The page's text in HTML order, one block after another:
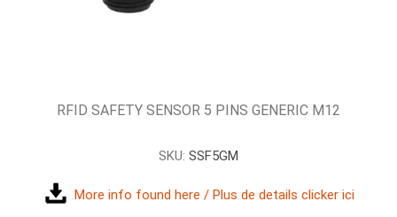
RFID SAFETY SENSOR 5 PINS GENERIC M12
SKU: SSF5GM
More info found here / Plus de details clicker ici